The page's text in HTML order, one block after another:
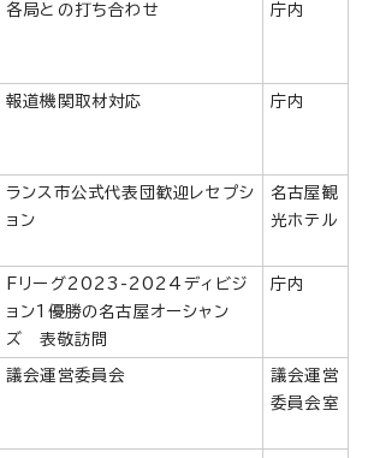
各局との打ち合わせ 庁内
報道機関取材対応 庁内
ランス市公式代表団歓迎レセプシ
ョン
名古屋観
光ホテル
Fリーグ2023-2024ディビジ
ョン1優勝の名古屋オーシャン
ズ 表敬訪問
庁内
議会運営委員会
議会運営
委員会室